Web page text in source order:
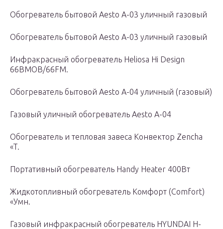
Обогреватель бытовой Aesto А-03 уличный газовый
Обогреватель бытовой Aesto А-03 уличный газовый
Инфракрасный обогреватель Heliosa Hi Design
66BMOB/66FM.
Обогреватель бытовой Aesto A-04 уличный (газовый)
Газовый уличный обогреватель Aesto A-04
Обогреватель и тепловая завеса Конвектор Zencha
«T.
Портативный обогреватель Handy Heater 400Вт
Жидкотопливный обогреватель Комфорт (Comfort)
«Умн.
Газовый инфракрасный обогреватель HYUNDAI H-